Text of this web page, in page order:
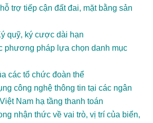
trợ tiếp cận đất đai, mặt bằng sản
quỹ, ký cược dài hạn
phương pháp lựa chọn danh mục
các tổ chức đoàn thể
công nghệ thông tin tại các ngân
Nam hạ tầng thanh toán
nhận thức về vai trò, vị trí của biển,